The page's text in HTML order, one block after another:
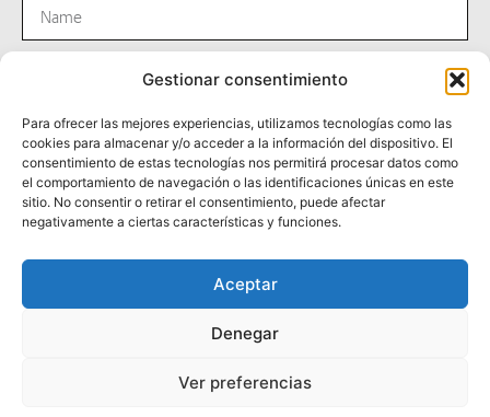
Gestionar consentimiento
Para ofrecer las mejores experiencias, utilizamos tecnologías como las
cookies para almacenar y/o acceder a la información del dispositivo. El
consentimiento de estas tecnologías nos permitirá procesar datos como
el comportamiento de navegación o las identificaciones únicas en este
sitio. No consentir o retirar el consentimiento, puede afectar
negativamente a ciertas características y funciones.
Aceptar
Denegar
Ver preferencias